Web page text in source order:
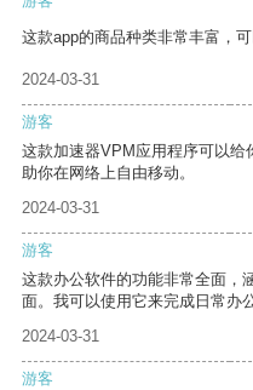
这款app的商品种类非常丰富，
2024-03-31
游客
这款加速器VPM应用程序可以
助你在网络上自由移动。
2024-03-31
游客
这款办公软件的功能非常全面，
面。我可以使用它来完成日常办
2024-03-31
游客